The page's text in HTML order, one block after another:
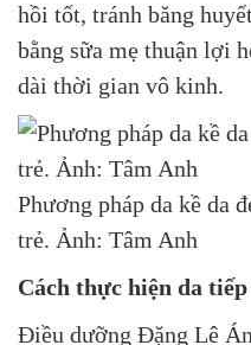
hồi tốt, tránh băng
bằng sữa mẹ thuận lợi
dài thời gian vô kinh.
Phương pháp da kề da
trẻ. Ảnh: Tâm Anh
Cách thực hiện da
Điều dưỡng Đặng Lê